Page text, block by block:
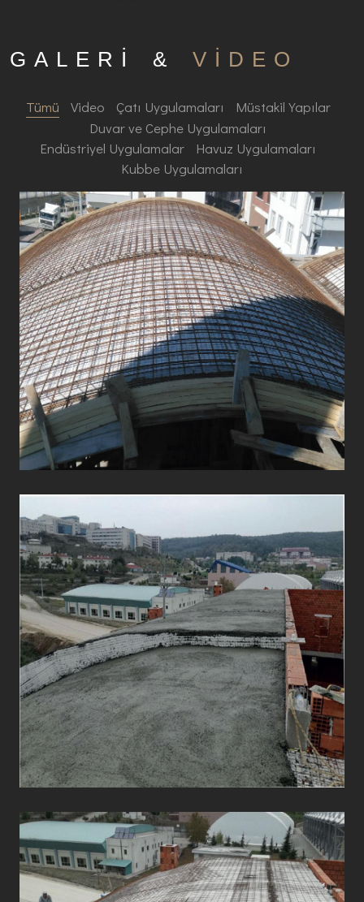
GALERİ & VİDEO
Tümü Video Çatı Uygulamaları
Müstakil Yapılar
Duvar ve Cephe Uygulamaları
Endüstriyel Uygulamalar
Havuz Uygulamaları
Kubbe Uygulamaları
ÇATI UYGULAMALARI
ÇATI UYGULAMALARI